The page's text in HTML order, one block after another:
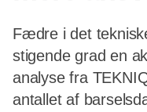
Fædre i det
stigende grad en
analyse fra
antallet af